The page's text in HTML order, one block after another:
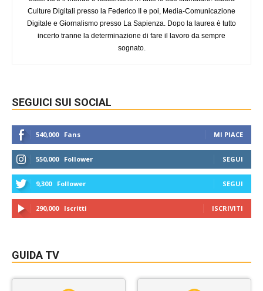
Culture Digitali presso la Federico II e poi, Media-Comunicazione
Digitale e Giornalismo presso La Sapienza. Dopo la laurea è tutto
incerto tranne la determinazione di fare il lavoro da sempre
sognato.
SEGUICI SUI SOCIAL
540,000 Fans MI PIACE
550,000 Follower SEGUI
9,300 Follower SEGUI
290,000 Iscritti ISCRIVITI
GUIDA TV